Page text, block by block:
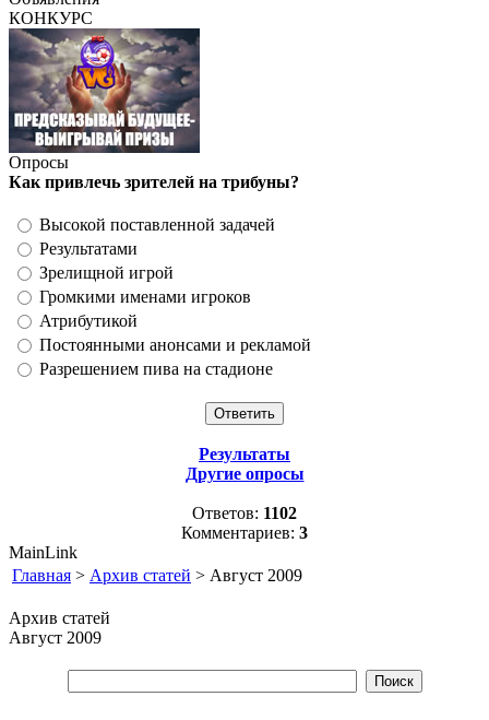
КОНКУРС
Опросы
Как привлечь зрителей на трибуны?
Высокой поставленной задачей
Результатами
Зрелищной игрой
Громкими именами игроков
Атрибутикой
Постоянными анонсами и рекламой
Разрешением пива на стадионе
Результаты
Другие опросы
Ответов: 1102
Комментариев: 3
MainLink
Главная > Архив статей > Август 2009
Архив статей
Август 2009